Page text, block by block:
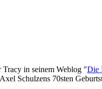
Tracy in seinem Weblog "Die
Schulzens 70sten